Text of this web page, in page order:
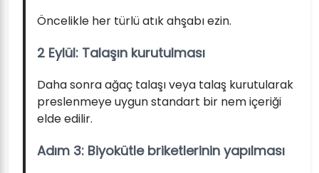
Öncelikle her türlü atık ahşabı ezin.
2 Eylül: Talaşın kurutulması
Daha sonra ağaç talaşı veya talaş kurutularak
preslenmeye uygun standart bir nem içeriği
elde edilir.
Adım 3: Biyokütle briketlerinin yapılması